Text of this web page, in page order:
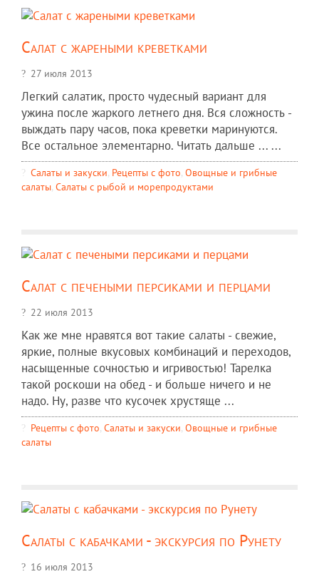
Салат с жареными креветками
27 июля 2013
Легкий салатик, просто чудесный вариант для
ужина после жаркого летнего дня. Вся сложность -
выждать пару часов, пока креветки маринуются.
Все остальное элементарно. Читать дальше ... ...
Салаты и закуски, Рецепты c фото, Овощные и грибные
салаты, Салаты с рыбой и морепродуктами
Салат с печеными персиками и перцами
22 июля 2013
Как же мне нравятся вот такие салаты - свежие,
яркие, полные вкусовых комбинаций и переходов,
насыщенные сочностью и игривостью! Тарелка
такой роскоши на обед - и больше ничего и не
надо. Ну, разве что кусочек хрустяще ...
Рецепты c фото, Салаты и закуски, Овощные и грибные
салаты
Салаты с кабачками - экскурсия по Рунету
16 июля 2013